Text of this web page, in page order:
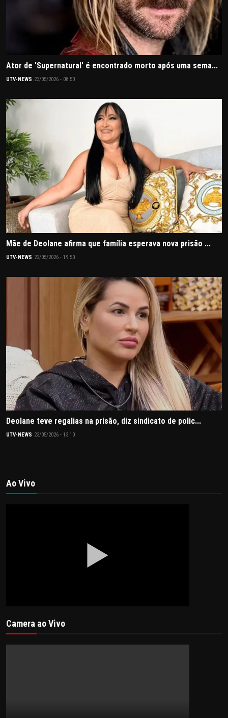
Ator de 'Supernatural' é encontrado morto após uma sema...
UTV-NEWS 23/05/2026 - 08:50
Mãe de Deolane afirma que família esperava nova prisão ...
UTV-NEWS 22/05/2026 - 19:50
Deolane teve regalias na prisão, diz sindicato de polic...
UTV-NEWS 23/05/2026 - 13:10
Ao Vivo
Camera ao Vivo